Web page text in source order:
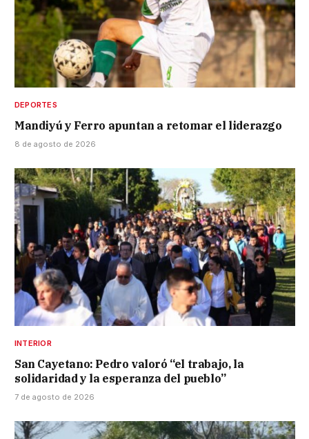
DEPORTES
Mandiyú y Ferro apuntan a retomar el liderazgo
8 de agosto de 2026
INTERIOR
San Cayetano: Pedro valoró “el trabajo, la
solidaridad y la esperanza del pueblo”
7 de agosto de 2026